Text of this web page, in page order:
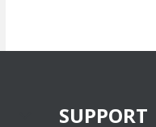
SUPPORT